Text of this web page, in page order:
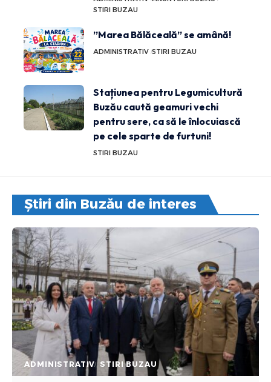
STIRI BUZAU
”Marea Bălăceală” se amână!
ADMINISTRATIV STIRI BUZAU
Stațiunea pentru Legumicultură
Buzău caută geamuri vechi
pentru sere, ca să le înlocuiască
pe cele sparte de furtuni!
STIRI BUZAU
Știri din Buzău de interes
ADMINISTRATIV STIRI BUZAU